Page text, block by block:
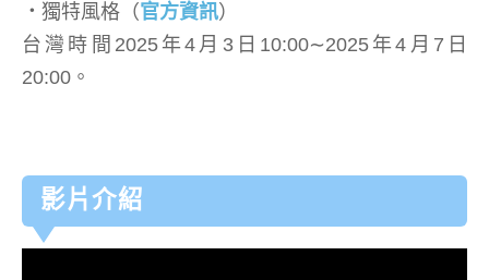
． 獨特風格（官方資訊）
台灣時間2025年4月3日10:00∼2025年4月7日
20:00。
影片介紹